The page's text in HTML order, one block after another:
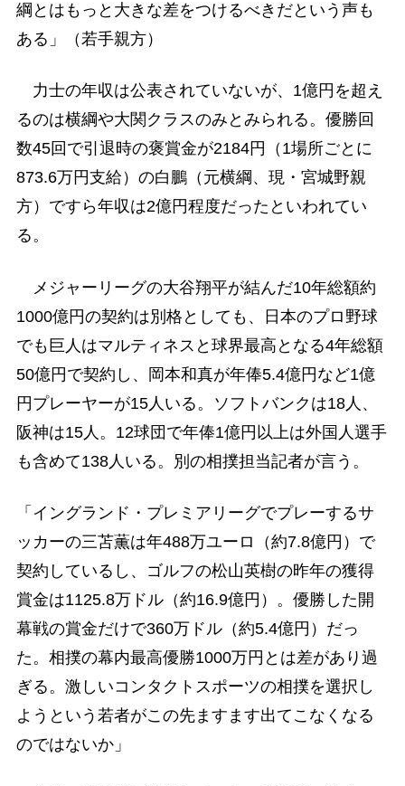
綱とはもっと大きな差をつけるべきだという声も
ある」（若手親方）
力士の年収は公表されていないが、1億円を超え
るのは横綱や大関クラスのみとみられる。優勝回
数45回で引退時の褒賞金が2184円（1場所ごとに
873.6万円支給）の白鵬（元横綱、現・宮城野親
方）ですら年収は2億円程度だったといわれてい
る。
メジャーリーグの大谷翔平が結んだ10年総額約
1000億円の契約は別格としても、日本のプロ野球
でも巨人はマルティネスと球界最高となる4年総額
50億円で契約し、岡本和真が年俸5.4億円など1億
円プレーヤーが15人いる。ソフトバンクは18人、
阪神は15人。12球団で年俸1億円以上は外国人選手
も含めて138人いる。別の相撲担当記者が言う。
「イングランド・プレミアリーグでプレーするサ
ッカーの三苫薫は年488万ユーロ（約7.8億円）で
契約しているし、ゴルフの松山英樹の昨年の獲得
賞金は1125.8万ドル（約16.9億円）。優勝した開
幕戦の賞金だけで360万ドル（約5.4億円）だっ
た。相撲の幕内最高優勝1000万円とは差があり過
ぎる。激しいコンタクトスポーツの相撲を選択し
ようという若者がこの先ますます出てこなくなる
のではないか」